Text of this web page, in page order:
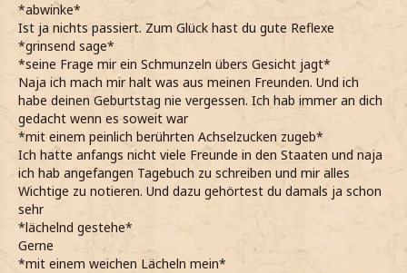
*abwinke*
Ist ja nichts passiert. Zum Glück hast du gute Reflexe
*grinsend sage*
*seine Frage mir ein Schmunzeln übers Gesicht jagt*
Naja ich mach mir halt was aus meinen Freunden. Und ich
habe deinen Geburtstag nie vergessen. Ich hab immer an dich
gedacht wenn es soweit war
*mit einem peinlich berührten Achselzucken zugeb*
Ich hatte anfangs nicht viele Freunde in den Staaten und naja
ich hab angefangen Tagebuch zu schreiben und mir alles
Wichtige zu notieren. Und dazu gehörtest du damals ja schon
sehr
*lächelnd gestehe*
Gerne
*mit einem weichen Lächeln mein*